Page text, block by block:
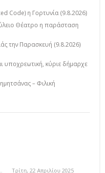
Code) η Γορτυνία (9.8.2026)
Θέατρο η παράσταση
την Παρασκευή (9.8.2026)
υποχρεωτική, κύριε δήμαρχε
– Φιλική
Τρίτη, 22 Απριλίου 2025